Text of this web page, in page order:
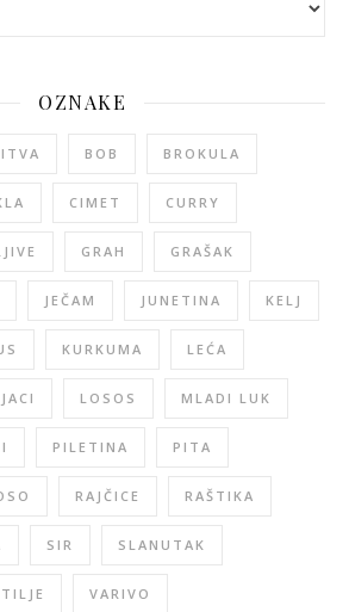
OZNAKE
BOB BROKULA
CIMET CURRY
GRAH GRAŠAK
JEČAM JUNETINA KELJ
KURKUMA LEĆA
LOSOS MLADI LUK
PILETINA PITA
RAJČICE RAŠTIKA
SIR SLANUTAK
VARIVO